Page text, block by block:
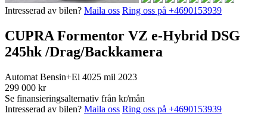
Intresserad av bilen? Maila oss Ring oss på +4690153939
CUPRA Formentor VZ e-Hybrid DSG
245hk /Drag/Backkamera
Automat Bensin+El 4025 mil 2023
299 000 kr
Se finansieringsalternativ från kr/mån
Intresserad av bilen? Maila oss Ring oss på +4690153939